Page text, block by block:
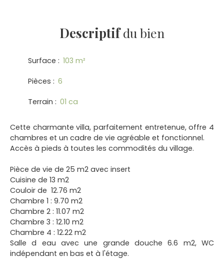
Descriptifdu bien
Surface : 103 m²
Pièces : 6
Terrain : 01 ca
Cette charmante villa, parfaitement entretenue, offre 4
chambres et un cadre de vie agréable et fonctionnel.
Accès à pieds à toutes les commodités du village.
Pièce de vie de 25 m2 avec insert
Cuisine de 13 m2
Couloir de 12.76 m2
Chambre 1 : 9.70 m2
Chambre 2 : 11.07 m2
Chambre 3 : 12.10 m2
Chambre 4 : 12.22 m2
Salle d eau avec une grande douche 6.6 m2, WC
indépendant en bas et à l'étage.